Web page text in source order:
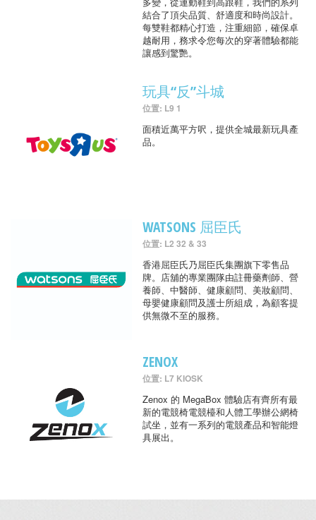
結合了頂尖品質、舒適度和時尚設計。
每雙鞋都精心打造，注重細節，確保卓
越耐用，務求令您每次的穿著體驗都能
讓感到驚艷。
玩具“反”斗城
位置: L9 1
面積近萬平方呎，提供全城最新玩具產
品。
WATSONS 屈臣氏
位置: L2 32 & 33
香港屈臣氏乃屈臣氏集團旗下零售品
牌。店舖的專業團隊由註冊藥劑師、營
養師、中醫師、健康顧問、美妝顧問、
母嬰健康顧問及護士所組成，為顧客提
供無微不至的服務。
ZENOX
位置: L7 KIOSK
Zenox 的 MegaBox 體驗店有齊所有最
新的電競椅電競檯和人體工學辦公網椅
試坐，並有一系列的電競產品和智能燈
具展出。